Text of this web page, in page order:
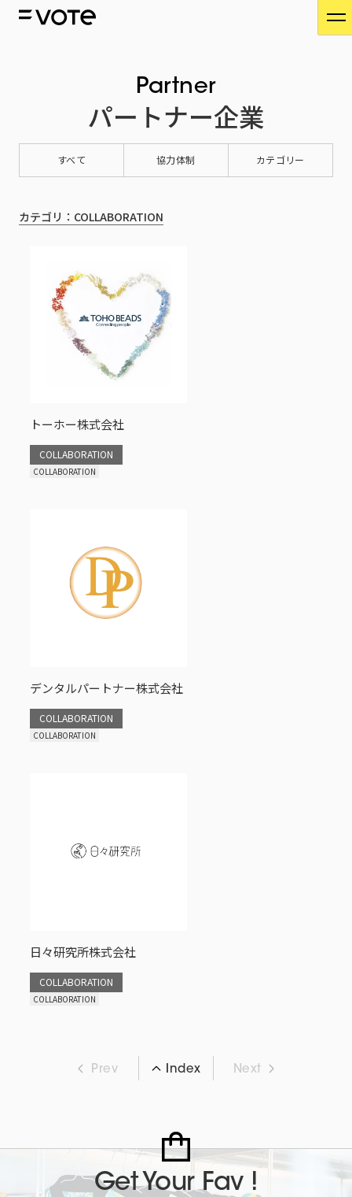
Partner
パートナー企業
すべて 協力体制 カテゴリー
カテゴリ：COLLABORATION
トーホー株式会社
COLLABORATION
COLLABORATION
デンタルパートナー株式会社
COLLABORATION
COLLABORATION
日々研究所株式会社
COLLABORATION
COLLABORATION
Prev Index Next
Get Your Fav !